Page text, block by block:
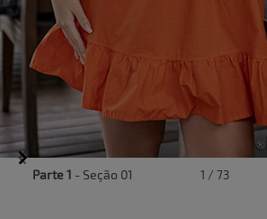
Item Parte 1 - Seção 01 1 / 73